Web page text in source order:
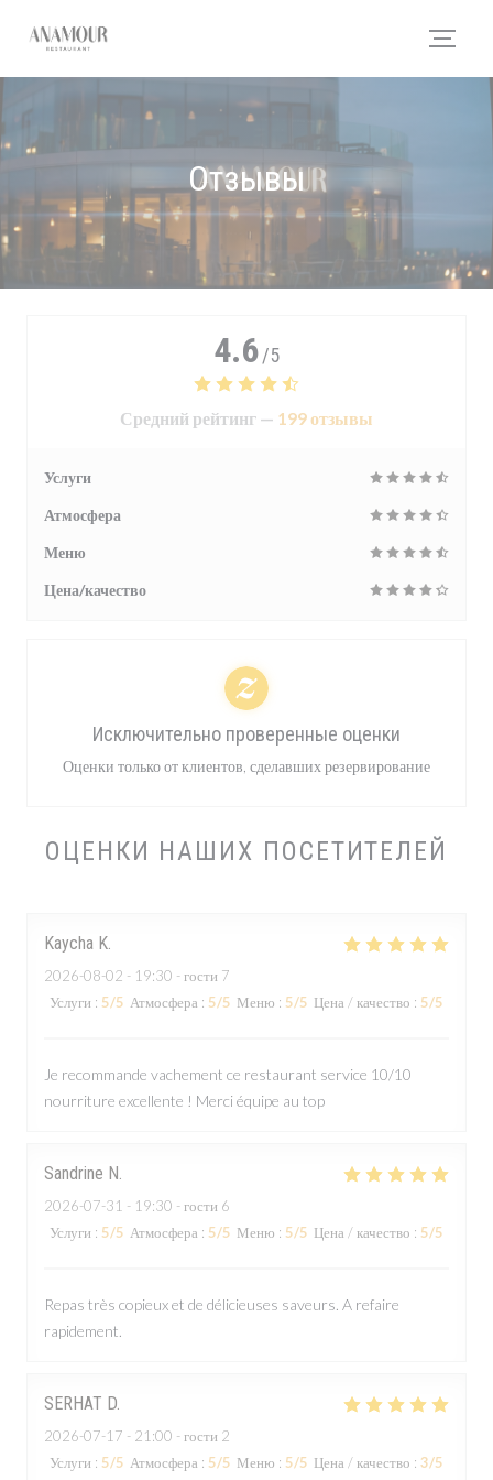
Отзывы
ОЦЕНКИ НАШИХ ПОСЕТИТЕЛЕЙ
Kaycha K
2026-08-02 - 19:30 - гости 7
Услуги : 5/5 Атмосфера : 5/5 Меню : 5/5 Цена / качество : 5/5
Je recommande vachement ce restaurant service 10/10
nourriture excellente ! Merci équipe au top
Sandrine N
2026-07-31 - 19:30 - гости 6
Услуги : 5/5 Атмосфера : 5/5 Меню : 5/5 Цена / качество : 5/5
Repas très copieux et de délicieuses saveurs. A refaire
rapidement.
SERHAT D
2026-07-17 - 21:00 - гости 2
Услуги : 5/5 Атмосфера : 5/5 Меню : 5/5 Цена / качество : 3/5
4.6/5
Средний рейтинг — 199 отзывы
Услуги
Атмосфера
Меню
Цена/качество
Исключительно проверенные оценки
Оценки только от клиентов, сделавших резервирование